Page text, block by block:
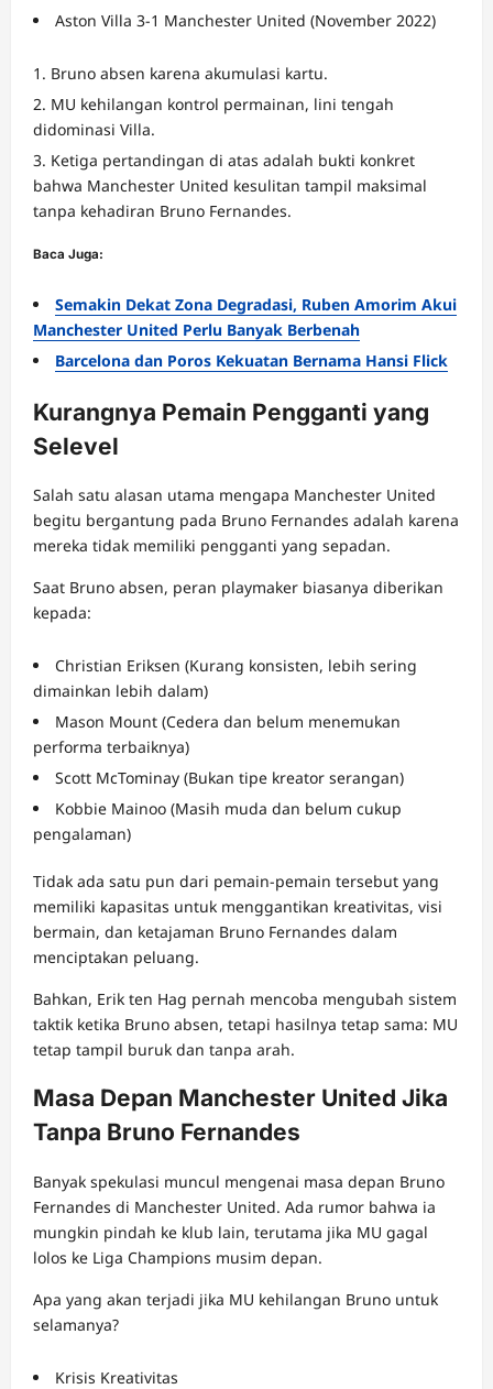
Aston Villa 3-1 Manchester United (November 2022)
Bruno absen karena akumulasi kartu.
MU kehilangan kontrol permainan, lini tengah
didominasi Villa.
Ketiga pertandingan di atas adalah bukti konkret
bahwa Manchester United kesulitan tampil maksimal
tanpa kehadiran Bruno Fernandes.
Baca Juga:
Semakin Dekat Zona Degradasi, Ruben Amorim Akui
Manchester United Perlu Banyak Berbenah
Barcelona dan Poros Kekuatan Bernama Hansi Flick
Kurangnya Pemain Pengganti yang
Selevel
Salah satu alasan utama mengapa Manchester United
begitu bergantung pada Bruno Fernandes adalah karena
mereka tidak memiliki pengganti yang sepadan.
Saat Bruno absen, peran playmaker biasanya diberikan
kepada:
Christian Eriksen (Kurang konsisten, lebih sering
dimainkan lebih dalam)
Mason Mount (Cedera dan belum menemukan
performa terbaiknya)
Scott McTominay (Bukan tipe kreator serangan)
Kobbie Mainoo (Masih muda dan belum cukup
pengalaman)
Tidak ada satu pun dari pemain-pemain tersebut yang
memiliki kapasitas untuk menggantikan kreativitas, visi
bermain, dan ketajaman Bruno Fernandes dalam
menciptakan peluang.
Bahkan, Erik ten Hag pernah mencoba mengubah sistem
taktik ketika Bruno absen, tetapi hasilnya tetap sama: MU
tetap tampil buruk dan tanpa arah.
Masa Depan Manchester United Jika
Tanpa Bruno Fernandes
Banyak spekulasi muncul mengenai masa depan Bruno
Fernandes di Manchester United. Ada rumor bahwa ia
mungkin pindah ke klub lain, terutama jika MU gagal
lolos ke Liga Champions musim depan.
Apa yang akan terjadi jika MU kehilangan Bruno untuk
selamanya?
Krisis Kreativitas